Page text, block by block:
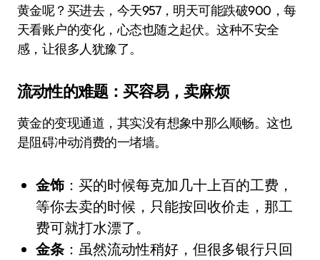
黄金呢？买进去，今天957，明天可能跌破900，每
天看账户的变化，心态也随之起伏。这种不安全
感，让很多人犹豫了。
流动性的难题：买容易，卖麻烦
黄金的变现通道，其实没有想象中那么顺畅。这也
是阻碍冲动消费的一堵墙。
金饰：买的时候每克加几十上百的工费，
等你去卖的时候，只能按回收价走，那工
费可就打水漂了。
金条：虽然流动性稍好，但很多银行只回